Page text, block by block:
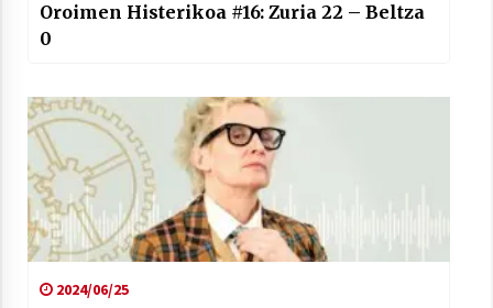
Zebrabidearen denboraldi amaiera
EHZtik
2021/07/01
Oroimen Histerikoa #16: Zuria 22 – Beltza
0
2024/06/25